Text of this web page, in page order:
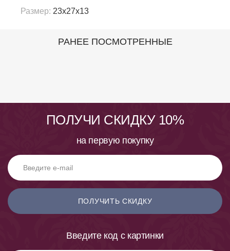
Размер: 23x27x13
РАНЕЕ ПОСМОТРЕННЫЕ
ПОЛУЧИ СКИДКУ 10%
на первую покупку
ПОЛУЧИТЬ СКИДКУ
Введите код с картинки